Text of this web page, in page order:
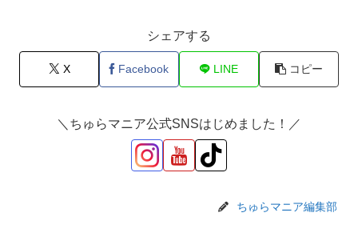
シェアする
X Facebook LINE コピー
＼ちゅらマニア公式SNSはじめました！／
ちゅらマニア編集部